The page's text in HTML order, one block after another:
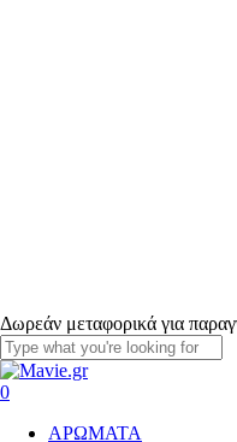
Δωρεάν μεταφορικά για
Close
Search
account
0
ΑΡΩΜΑΤΑ